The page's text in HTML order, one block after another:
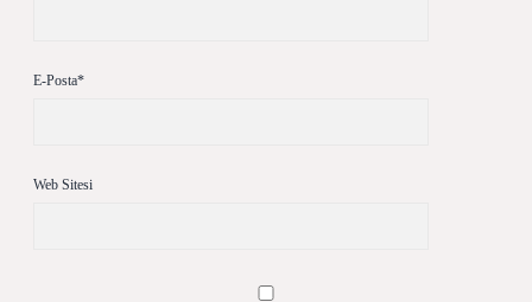
E-Posta*
Web Sitesi